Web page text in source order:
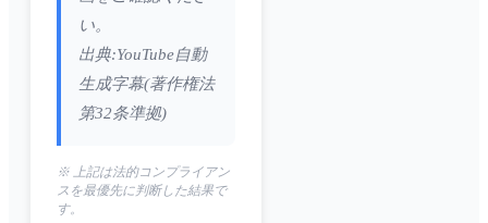
い。
出典:YouTube自動
生成字幕(著作権法
第32条準拠)
※ 上記は法的コンプライアン
スを最優先に判断した結果で
す。